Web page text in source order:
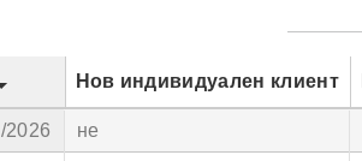
Нов индивидуален клиент
2026 не